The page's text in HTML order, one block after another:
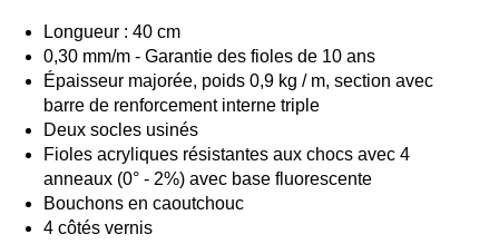
Longueur : 40 cm
0,30 mm/m - Garantie des fioles de 10 ans
Épaisseur majorée, poids 0,9 kg / m, section avec
barre de renforcement interne triple
Deux socles usinés
Fioles acryliques résistantes aux chocs avec 4
anneaux (0° - 2%) avec base fluorescente
Bouchons en caoutchouc
4 côtés vernis